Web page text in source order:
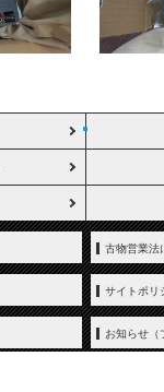
古物営業法
サイトポリ
お知らせ（